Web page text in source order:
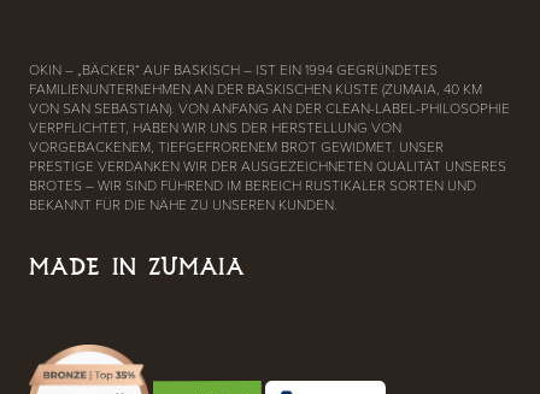
OKIN – „BÄCKER“ AUF BASKISCH – IST EIN 1994 GEGRÜNDETES
FAMILIENUNTERNEHMEN AN DER BASKISCHEN KÜSTE (ZUMAIA, 40 KM
VON SAN SEBASTIAN). VON ANFANG AN DER CLEAN-LABEL-PHILOSOPHIE
VERPFLICHTET, HABEN WIR UNS DER HERSTELLUNG VON
VORGEBACKENEM, TIEFGEFRORENEM BROT GEWIDMET. UNSER
PRESTIGE VERDANKEN WIR DER AUSGEZEICHNETEN QUALITÄT UNSERES
BROTES – WIR SIND FÜHREND IM BEREICH RUSTIKALER SORTEN UND
BEKANNT FÜR DIE NÄHE ZU UNSEREN KUNDEN.
MADE IN ZUMAIA